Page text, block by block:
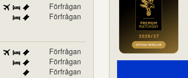
Förfrågan
Förfrågan
Förfrågan
Förfrågan
Förfrågan